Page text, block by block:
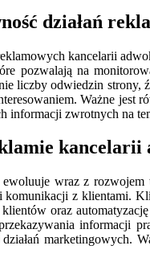
działań
kancelarii
pozwalają na
liczby odwiedzin strony,
Ważne
informacji zwrotnych na
kancelarii
wraz z rozwojem
komunikacji z klientami.
oraz
informacji
marketingowych.